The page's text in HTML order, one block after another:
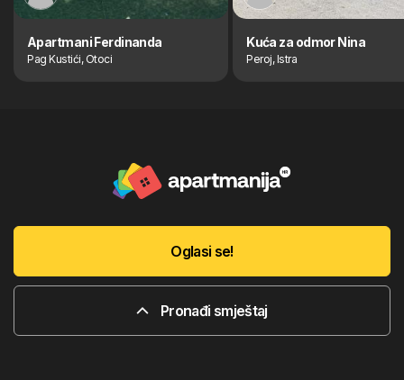
Apartmani Ferdinanda
Pag Kustići, Otoci
Kuća za odmor Nina
Peroj, Istra
Oglasi se!
Pronađi smještaj